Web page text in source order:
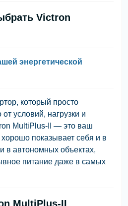
Victron
энергетической
который просто
условий, нагрузки и
MultiPlus-II
— это ваш
показывает себя и в
в автономных объектах,
питание даже в самых
MultiPlus-II